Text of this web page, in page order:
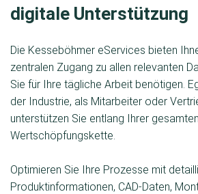
digitale Unterstützung
Die Kesseböhmer eServices bieten
zentralen Zugang zu allen relevanten
Sie für Ihre tägliche Arbeit benötigen.
der Industrie, als Mitarbeiter oder
unterstützen Sie entlang Ihrer gesamten
Wertschöpfungskette.
Optimieren Sie Ihre Prozesse mit
Produktinformationen, CAD-Daten,